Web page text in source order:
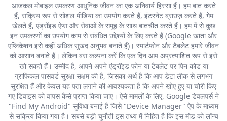
आजकल मोबाइल उपकरण आधुनिक जीवन का एक अनिवार्य हिस्सा हैं। हम बात करते
हैं, सक्रिय रूप से सोशल मीडिया का उपयोग करते हैं, इंटरनेट ब्राउज़ करते हैं, गेम
खेलते हैं, एंड्रॉइड ऐप्स और सेवाओं के समूह के साथ बातचीत करते हैं। हम में से कुछ
इन उपकरणों का उपयोग काम से संबंधित उद्देश्यों के लिए करते हैं (Google खाता और
एप्लिकेशन इसे कहीं अधिक सुखद अनुभव बनाते हैं)। स्मार्टफोन और टैबलेट हमारे जीवन
को आसान बनाते हैं। लेकिन बस कल्पना करें कि एक दिन आप अप्रत्याशित रूप से इसे
खो सकते हैं। उम्मीद है, आपने अपने एंड्रॉइड फोन या टैबलेट पर पिन कोड या
ग्राफिकल पासवर्ड सुरक्षा सक्षम की है, जिसका अर्थ है कि आप डेटा लीक से लगभग
सुरक्षित हैं और केवल यह पता लगाने की आवश्यकता है कि अपने खोए हुए या चोरी किए
गए डिवाइस को वापस कैसे प्राप्त किया जाए। ऐसे मामलों के लिए, Google डेवलपर्स ने
"Find My Android" सुविधा बनाई है जिसे "Device Manager" ऐप के माध्यम
से सक्रिय किया गया है। सबसे बड़ी चुनौती इस तथ्य में निहित है कि इस मोड को लॉन्च